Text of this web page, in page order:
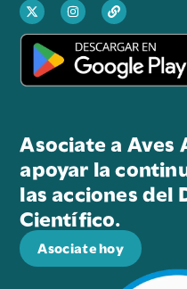
Asociate a Aves
apoyar la
las acciones del
Científico.
Asociate hoy